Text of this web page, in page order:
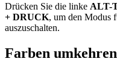
Drücken Sie die linke ALT-
+ DRUCK, um den Modus
auszuschalten.
Farben umkehren